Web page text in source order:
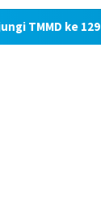
Lor